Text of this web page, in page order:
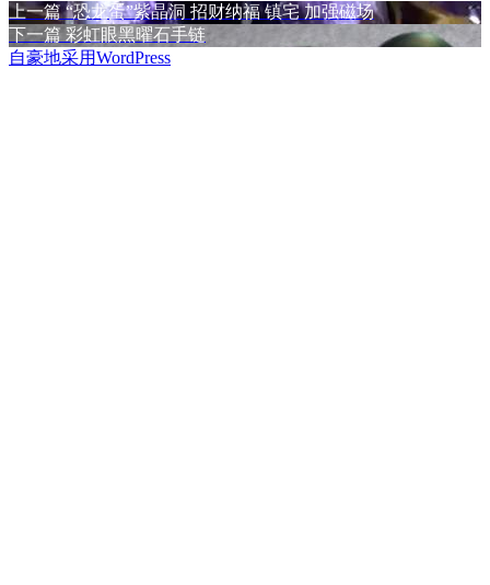
式
布
于
者
类
文
章
上一篇上
篇
文
“恐龙蛋”紫晶洞 招财纳福 镇宅 加强磁场
下一篇 下
篇
彩虹眼黑曜石手链
自豪地采用WordPress